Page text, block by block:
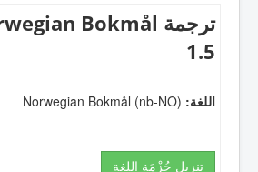
1.5
اللغة:
تنزيل حُزْمَة اللغة